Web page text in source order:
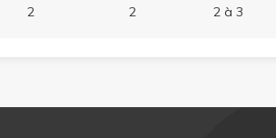
muito carinho, projetada para oferecer
2
2
2 à 3